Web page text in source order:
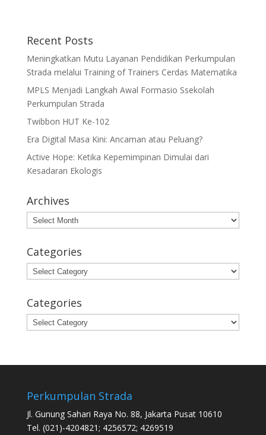
Recent Posts
Meningkatkan Mutu Layanan Pendidikan Perkumpulan
Strada melalui Training of Trainers Cerdas Matematika
MPLS Menjadi Langkah Awal Formasio Ssekolah
Perkumpulan Strada
Twibbon HUT Ke-102
Era Digital Masa Kini: Ancaman atau Peluang?
Active Hope: Ketika Kepemimpinan Dimulai dari
Kesadaran Ekologis
Archives
Archives
Categories
Categories
Categories
Categories
Perkumpulan Strada
Jl. Gunung Sahari Raya No. 88, Jakarta Pusat 10610
Tel. (021)-4204821; 4256572; 4269519